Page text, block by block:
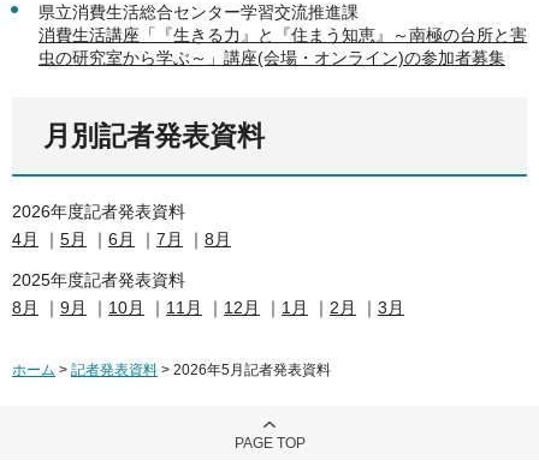
県立消費生活総合センター学習交流推進課
消費生活講座「『生きる力』と『住まう知恵』～南極の台所と害
虫の研究室から学ぶ～」講座(会場・オンライン)の参加者募集
月別記者発表資料
2026年度記者発表資料
4月
｜ 5月 ｜ 6月 ｜ 7月 ｜ 8月
2025年度記者発表資料
8月
｜ 9月 ｜ 10月 ｜ 11月 ｜ 12月 ｜ 1月 ｜ 2月 ｜ 3月
ホーム > 記者発表資料 > 2026年5月記者発表資料
PAGE TOP